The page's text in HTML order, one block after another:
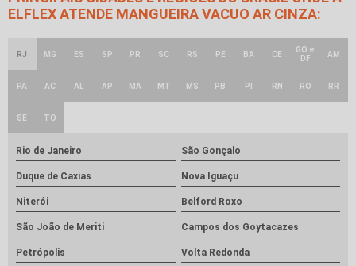
ELFLEX ATENDE MANGUEIRA VACUO AR CINZA:
RJ MG ES SP PR SC RS PE BA CE
GO e
DF
AM
PA AC AL AP MA MT MS PB PI RN RO RR
SE TO
Rio de Janeiro São Gonçalo
Duque de Caxias Nova Iguaçu
Niterói Belford Roxo
São João de Meriti Campos dos Goytacazes
Petrópolis Volta Redonda